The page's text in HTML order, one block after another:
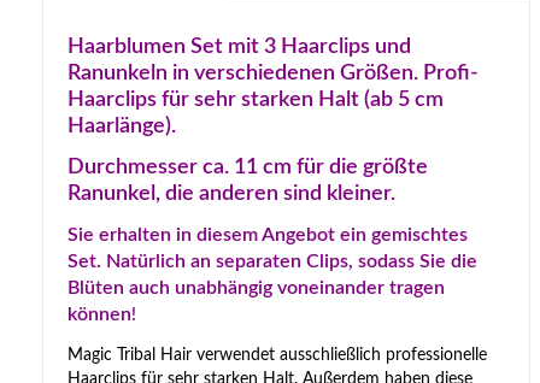
Haarblumen Set mit 3 Haarclips und
Ranunkeln in verschiedenen Größen. Profi-
Haarclips für sehr starken Halt (ab 5 cm
Haarlänge).
Durchmesser ca. 11 cm für die größte
Ranunkel, die anderen sind kleiner.
Sie erhalten in diesem Angebot ein gemischtes
Set. Natürlich an separaten Clips, sodass Sie die
Blüten auch unabhängig voneinander tragen
können!
Magic Tribal Hair verwendet ausschließlich professionelle
Haarclips für sehr starken Halt. Außerdem haben diese